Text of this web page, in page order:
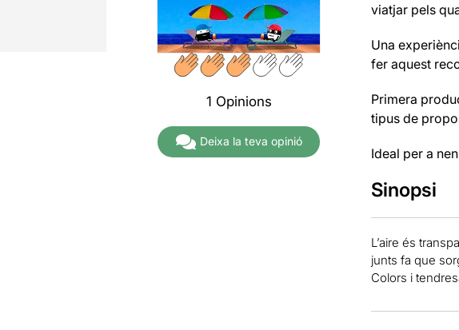
1 Opinions
Deixa la teva opinió
viatjar pels
Una
fer aquest
Primera
tipus de
Ideal per a
Sinopsi
L’aire és
junts fa que
Colors i